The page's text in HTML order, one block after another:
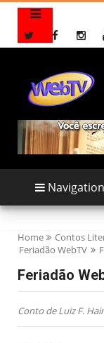
Navigation
Home Contos
Feriadão WebTV
Feriadão
Conto de Luiz F.